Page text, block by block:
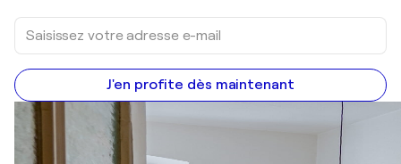
J'en profite dès maintenant